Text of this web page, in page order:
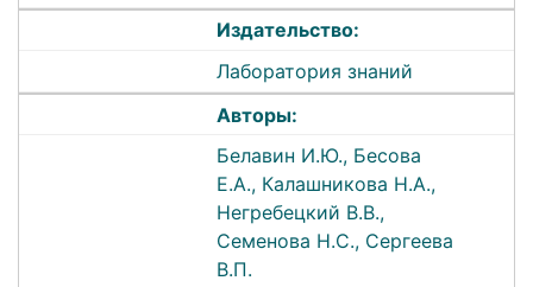
Издательство:
Лаборатория знаний
Авторы:
Белавин И.Ю., Бесова
Е.А., Калашникова Н.А.,
Негребецкий В.В.,
Семенова Н.С., Сергеева
В.П.